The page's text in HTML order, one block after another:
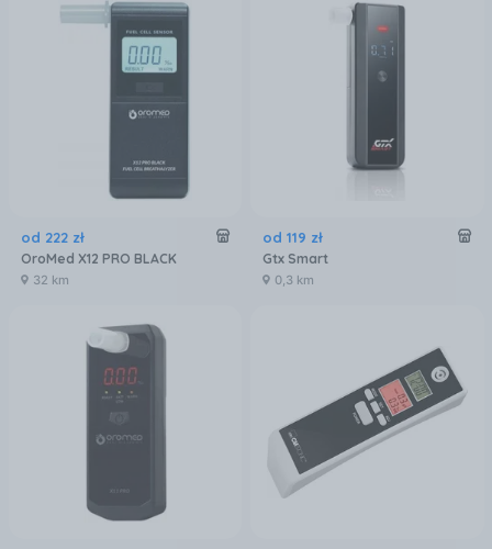
od 222 zł
OroMed X12 PRO BLACK
32 km
od 119 zł
Gtx Smart
0,3 km